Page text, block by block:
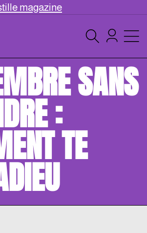
magazine
SANS
:
TE